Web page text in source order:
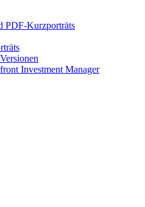
PDF-Kurzporträts
Investment Manager